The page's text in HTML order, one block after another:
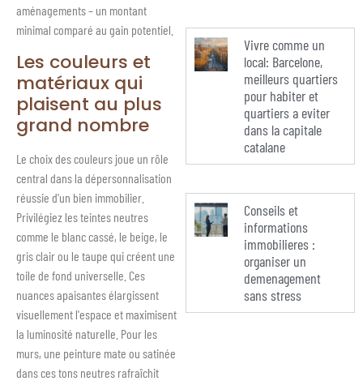
aménagements – un montant
minimal comparé au gain potentiel.
Les couleurs et
matériaux qui
plaisent au plus
grand nombre
Le choix des couleurs joue un rôle
central dans la dépersonnalisation
réussie d'un bien immobilier.
Privilégiez les teintes neutres
comme le blanc cassé, le beige, le
gris clair ou le taupe qui créent une
toile de fond universelle. Ces
nuances apaisantes élargissent
visuellement l'espace et maximisent
la luminosité naturelle. Pour les
murs, une peinture mate ou satinée
dans ces tons neutres rafraîchit
Vivre comme un
local: Barcelone,
meilleurs quartiers
pour habiter et
quartiers a eviter
dans la capitale
catalane
Conseils et
informations
immobilieres :
organiser un
demenagement
sans stress